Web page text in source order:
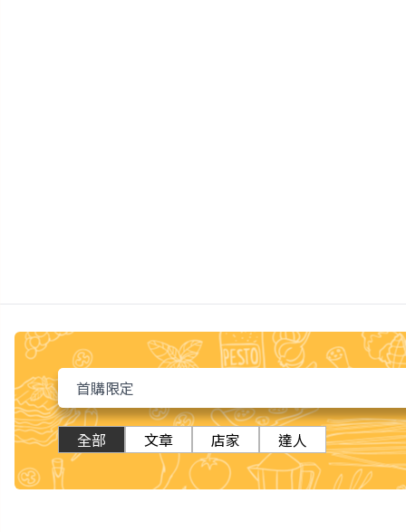
全部 文章 店家 達人